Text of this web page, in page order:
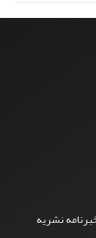
نشریه